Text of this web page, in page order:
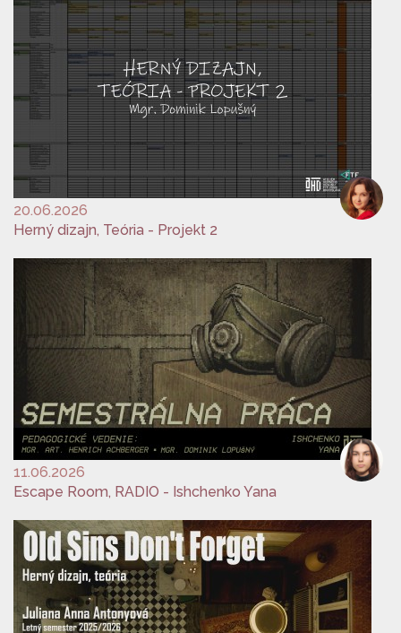
20.06.2026
Herný dizajn, Teória - Projekt 2
11.06.2026
Escape Room, RADIO - Ishchenko Yana